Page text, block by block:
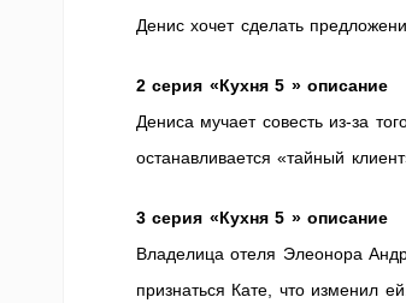
Денис хочет сделать
2 серия «Кухня 5 » описание
Дениса мучает совесть из-за
останавливается «тайный
3 серия «Кухня 5 » описание
Владелица отеля Элеонора
признаться Кате, что изменил ей.